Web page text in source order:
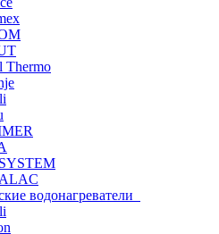
Thermo
водонагреватели